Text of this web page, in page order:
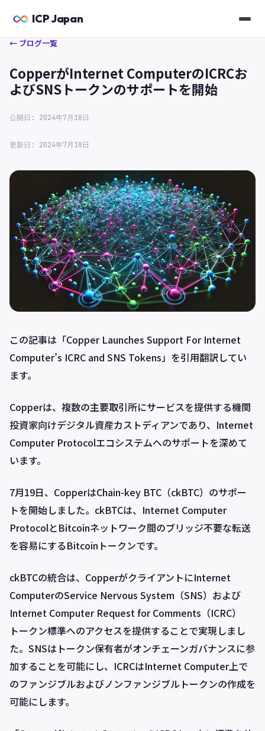
ICP Japan
← ブログ一覧
CopperがInternet ComputerのICRCお
よびSNSトークンのサポートを開始
公開日: 2024年7月18日
更新日: 2024年7月18日
この記事は「Copper Launches Support For Internet
Computer’s ICRC and SNS Tokens」を引用翻訳してい
ます。
Copperは、複数の主要取引所にサービスを提供する機関
投資家向けデジタル資産カストディアンであり、Internet
Computer Protocolエコシステムへのサポートを深めて
います。
7月19日、CopperはChain-key BTC（ckBTC）のサポー
トを開始しました。ckBTCは、Internet Computer
ProtocolとBitcoinネットワーク間のブリッジ不要な転送
を容易にするBitcoinトークンです。
ckBTCの統合は、CopperがクライアントにInternet
ComputerのService Nervous System（SNS）および
Internet Computer Request for Comments（ICRC）
トークン標準へのアクセスを提供することで実現しまし
た。SNSはトークン保有者がオンチェーンガバナンスに参
加することを可能にし、ICRCはInternet Computer上で
のファンジブルおよびノンファンジブルトークンの作成を
可能にします。